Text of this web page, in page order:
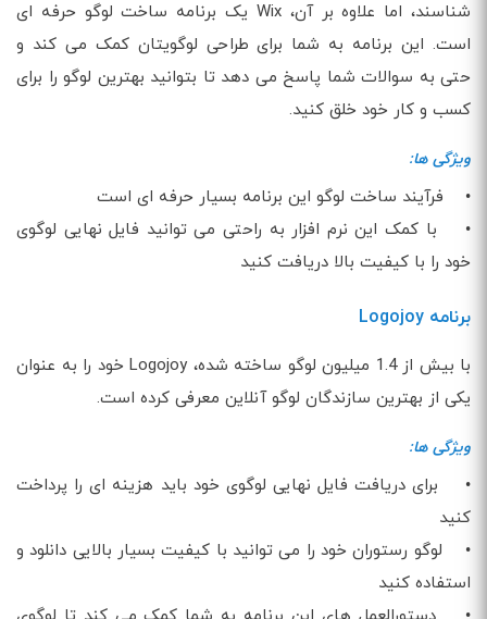
شناسند، اما علاوه بر آن، Wix یک برنامه ساخت لوگو حرفه ای
است. این برنامه به شما برای طراحی لوگویتان کمک می کند و
حتی به سوالات شما پاسخ می دهد تا بتوانید بهترین لوگو را برای
کسب و کار خود خلق کنید.
ویژگی ها:
• فرآیند ساخت لوگو این برنامه بسیار حرفه ای است
• با کمک این نرم افزار به راحتی می توانید فایل نهایی لوگوی
خود را با کیفیت بالا دریافت کنید
برنامه Logojoy
با بیش از 1.4 میلیون لوگو ساخته شده، Logojoy خود را به عنوان
یکی از بهترین سازندگان لوگو آنلاین معرفی کرده است.
ویژگی ها:
• برای دریافت فایل نهایی لوگوی خود باید هزینه ای را پرداخت
کنید
• لوگو رستوران خود را می توانید با کیفیت بسیار بالایی دانلود و
استفاده کنید